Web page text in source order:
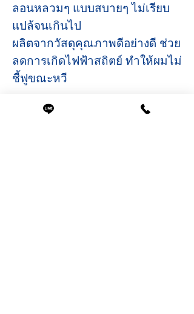
ลอนหลวมๆ แบบสบายๆ ไม่เรียบ
แปล้จนเกินไป
ผลิตจากวัสดุคุณภาพดีอย่างดี ช่วย
ลดการเกิดไฟฟ้าสถิตย์ ทำให้ผมไม่
ชี้ฟูขณะหวี